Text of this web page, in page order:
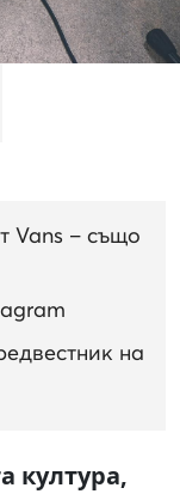
Мъже
Vans – също
на
култура,